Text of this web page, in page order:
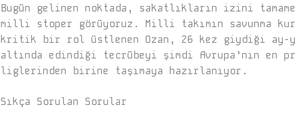
Bugün gelinen noktada, sakatlıkların izini
milli stoper görüyoruz. Milli takımın savunma
kritik bir rol üstlenen Ozan, 26 kez giydiği ay-
altında edindiği tecrübeyi şimdi Avrupa’nın en
liglerinden birine taşımaya hazırlanıyor.
Sıkça Sorulan Sorular